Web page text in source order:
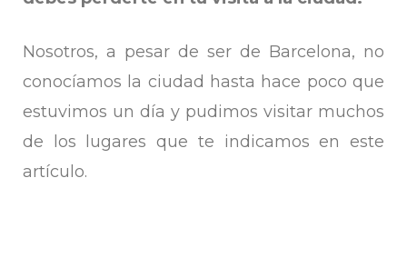
Nosotros, a pesar de ser de Barcelona, no
conocíamos la ciudad hasta hace poco que
estuvimos un día y pudimos visitar muchos
de los lugares que te indicamos en este
artículo.